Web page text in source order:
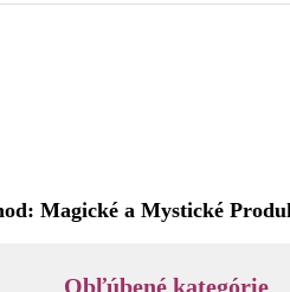
Magické a Mystické
Obľúbené kategórie